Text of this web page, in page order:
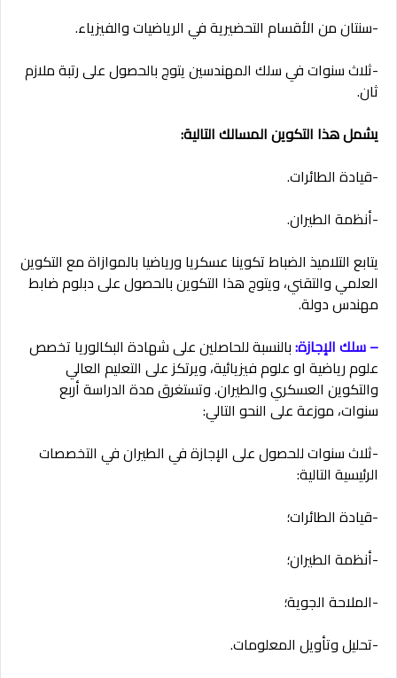
-سنتان من الأقسام التحضيرية في الرياضيات والفيزياء.
-ثلاث سنوات في سلك المهندسين يتوج بالحصول على رتبة ملازم
ثان.
يشمل هذا التكوين المسالك التالية:
-قيادة الطائرات.
-أنظمة الطيران.
يتابع التلاميذ الضباط تكوينا عسكريا ورياضيا بالموازاة مع التكوين
العلمي والتقني، ويتوج هذا التكوين بالحصول على دبلوم ضابط
مهندس دولة.
– سلك الإجازة:بالنسبة للحاصلين على شهادة البكالوريا تخصص
علوم رياضية او علوم فيزيائية، ويرتكز على التعليم العالي
والتكوين العسكري والطيران. وتستغرق مدة الدراسة أربع
سنوات، موزعة على النحو التالي:
-ثلاث سنوات للحصول على الإجازة في الطيران في التخصصات
الرئيسية التالية:
-قيادة الطائرات؛
-أنظمة الطيران؛
-الملاحة الجوية؛
-تحليل وتأويل المعلومات.